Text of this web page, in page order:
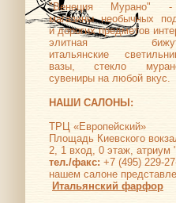
"Венеция Мурано"
магазины необычных
и дорогих предметов
элитная
итальянские
вазы, стекло
сувениры на любой вкус.
НАШИ САЛОНЫ:
ТРЦ «Европейский»
Площадь Киевского
2, 1 вход, 0 этаж,
тел./факс: +7 (495) 229-
нашем салоне
Итальянский фарфор